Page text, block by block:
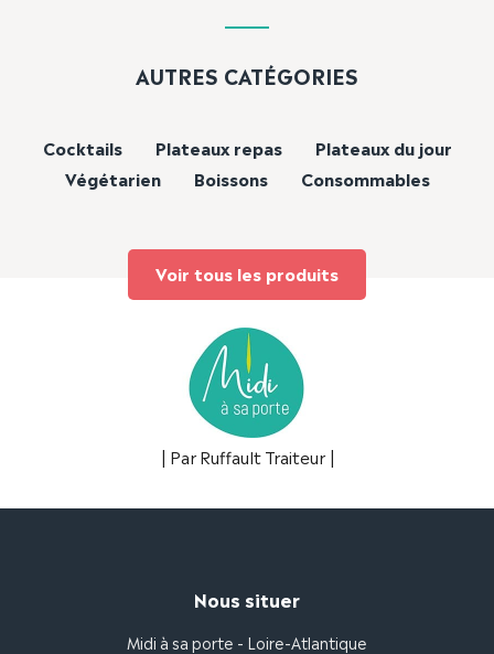
AUTRES CATÉGORIES
Cocktails Plateaux repas
Plateaux du jour
Végétarien
Boissons Consommables
Voir tous les produits
| Par Ruffault Traiteur |
Nous situer
Midi à sa porte - Loire-Atlantique